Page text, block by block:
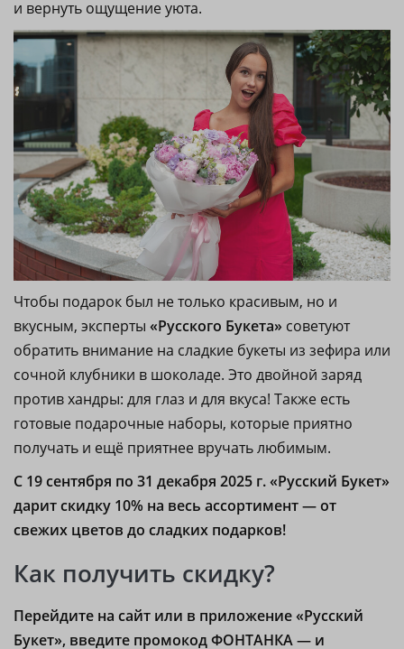
и вернуть ощущение уюта.
Чтобы подарок был не только красивым, но и
вкусным, эксперты «Русского Букета» советуют
обратить внимание на сладкие букеты из зефира или
сочной клубники в шоколаде. Это двойной заряд
против хандры: для глаз и для вкуса! Также есть
готовые подарочные наборы, которые приятно
получать и ещё приятнее вручать любимым.
С 19 сентября по 31 декабря 2025 г. «Русский Букет»
дарит скидку 10% на весь ассортимент — от
свежих цветов до сладких подарков!
Как получить скидку?
Перейдите на сайт или в приложение «Русский
Букет», введите промокод ФОНТАНКА — и